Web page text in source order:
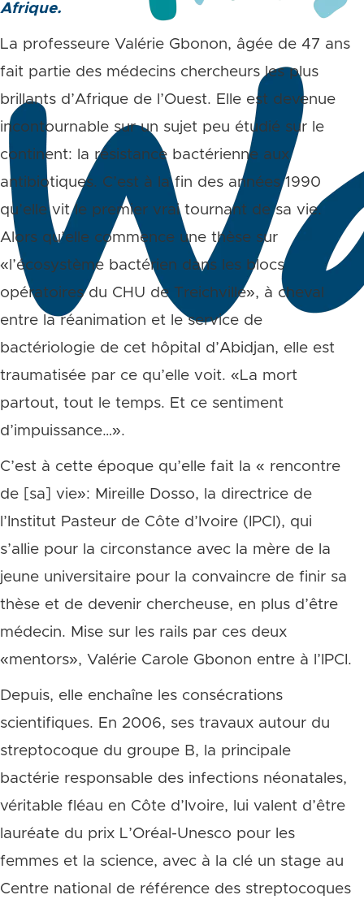
Afrique.
La professeure Valérie Gbonon, âgée de 47 ans
fait partie des médecins chercheurs les plus
brillants d’Afrique de l’Ouest. Elle est devenue
incontournable sur un sujet peu étudié sur le
continent: la résistance bactérienne aux
antibiotiques. C’est à la fin des années 1990
qu’elle vit le premier vrai tournant de sa vie.
Alors qu’elle commence une thèse sur
«l’écosystème bactérien dans les blocs
opératoires du CHU de Treichville», à cheval
entre la réanimation et le service de
bactériologie de cet hôpital d’Abidjan, elle est
traumatisée par ce qu’elle voit. «La mort
partout, tout le temps. Et ce sentiment
d’impuissance…».
C’est à cette époque qu’elle fait la « rencontre
de [sa] vie»: Mireille Dosso, la directrice de
l’Institut Pasteur de Côte d’Ivoire (IPCI), qui
s’allie pour la circonstance avec la mère de la
jeune universitaire pour la convaincre de finir sa
thèse et de devenir chercheuse, en plus d’être
médecin. Mise sur les rails par ces deux
«mentors», Valérie Carole Gbonon entre à l’IPCI.
Depuis, elle enchaîne les consécrations
scientifiques. En 2006, ses travaux autour du
streptocoque du groupe B, la principale
bactérie responsable des infections néonatales,
véritable fléau en Côte d’Ivoire, lui valent d’être
lauréate du prix L’Oréal-Unesco pour les
femmes et la science, avec à la clé un stage au
Centre national de référence des streptocoques